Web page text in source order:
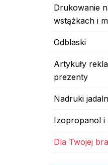
Drukowanie
wstążkach i
Odblaski
Artykuły
prezenty
Nadruki
Izopropanol i
Dla Twojej